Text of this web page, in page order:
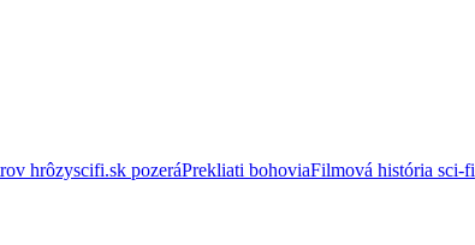
hrôzyscifi.sk pozeráPrekliati bohoviaFilmová história sci-fi